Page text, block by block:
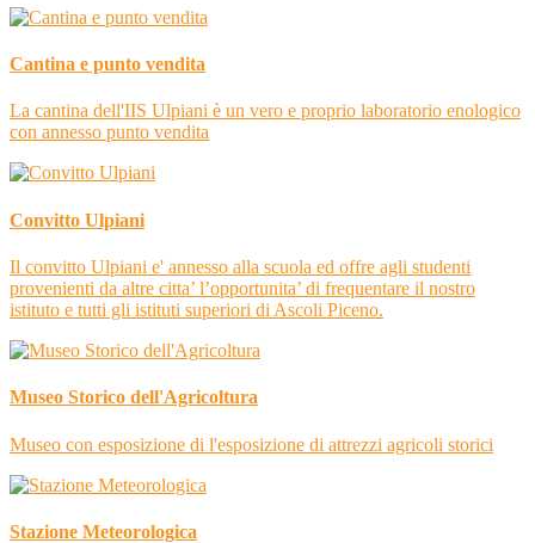
Cantina e punto vendita
La cantina dell'IIS Ulpiani è un vero e proprio laboratorio enologico
con annesso punto vendita
Convitto Ulpiani
Il convitto Ulpiani e' annesso alla scuola ed offre agli studenti
provenienti da altre citta’ l’opportunita’ di frequentare il nostro
istituto e tutti gli istituti superiori di Ascoli Piceno.
Museo Storico dell'Agricoltura
Museo con esposizione di l'esposizione di attrezzi agricoli storici
Stazione Meteorologica